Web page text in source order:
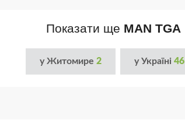
Показати ще MAN TGA
у Житомире 2 у Україні 46